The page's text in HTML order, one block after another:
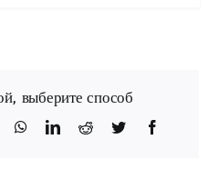
выберите способ!
Facebook
Twitter
Reddit